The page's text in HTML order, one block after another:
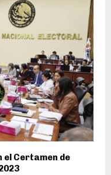
el Certamen de